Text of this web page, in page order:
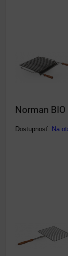
Norman
Dostupnosť: Na